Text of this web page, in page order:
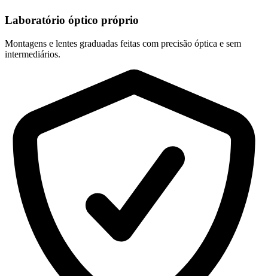
Laboratório óptico próprio
Montagens e lentes graduadas feitas com precisão óptica e sem
intermediários.